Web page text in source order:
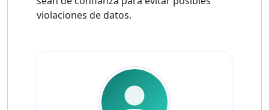
violaciones de datos.